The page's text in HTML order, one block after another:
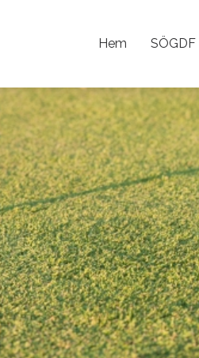
Hem SÖGDF